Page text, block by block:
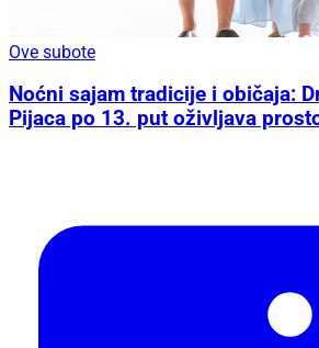
Ove subote
Noćni sajam tradicije i običaja:
Pijaca po 13. put oživljava